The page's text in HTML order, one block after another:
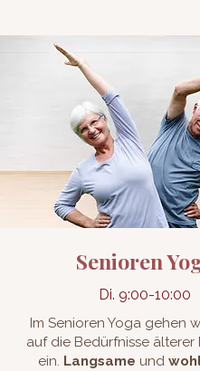
Senioren
Di. 9:00-10:00
Im Senioren Yoga gehen
auf die Bedürfnisse älterer
ein. Langsame und